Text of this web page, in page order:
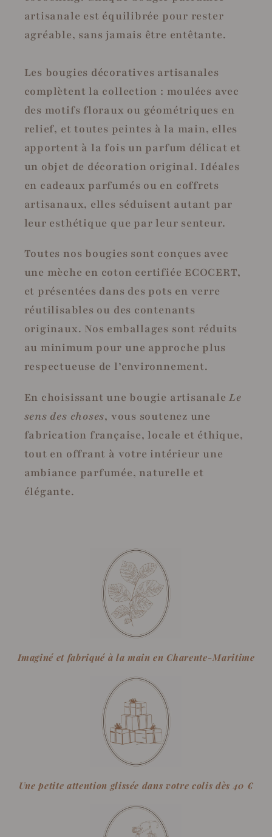
artisanale est équilibrée pour rester
agréable, sans jamais être entêtante.
Les bougies décoratives artisanales
complètent la collection : moulées avec
des motifs floraux ou géométriques en
relief, et toutes peintes à la main, elles
apportent à la fois un parfum délicat et
un objet de décoration original. Idéales
en cadeaux parfumés ou en coffrets
artisanaux, elles séduisent autant par
leur esthétique que par leur senteur.
Toutes nos bougies sont conçues avec
une mèche en coton certifiée ECOCERT,
et présentées dans des pots en verre
réutilisables ou des contenants
originaux. Nos emballages sont réduits
au minimum pour une approche plus
respectueuse de l’environnement.
En choisissant une bougie artisanaleLe
sens des choses, vous soutenez une
fabrication française, locale et éthique,
tout en offrant à votre intérieur une
ambiance parfumée, naturelle et
élégante.
Imaginé et fabriqué à la main en Charente-Maritime
Une petite attention glissée dans votre colis dès 40 €